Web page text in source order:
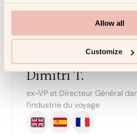
Allow all
Customize
Dimitri T.
ex-VP et Directeur Général
l’industrie du voyage